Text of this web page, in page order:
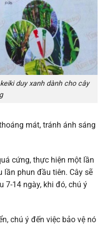
duy xanh dành cho cây
mát, tránh ánh sáng
cứng, thực hiện một lần
lần phun đầu tiên. Cây sẽ
7-14 ngày, khi đó, chú ý
chú ý đến việc bảo vệ nó